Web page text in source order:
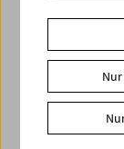
Share on